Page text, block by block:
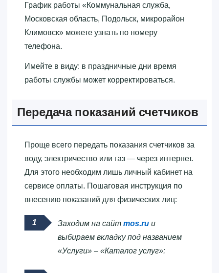
График работы «‎Коммунальная служба,
Московская область, Подольск, микрорайон
Климовск»‎ можете узнать по номеру
телефона.
Имейте в виду: в праздничные дни время
работы службы может корректироваться.
Передача показаний счетчиков
Проще всего передать показания счетчиков за
воду, электричество или газ — через интернет.
Для этого необходим лишь личный кабинет на
сервисе оплаты. Пошаговая инструкция по
внесению показаний для физических лиц:
Заходим на сайт mos.ru и
выбираем вкладку под названием
«Услуги» – «Каталог услуг»: